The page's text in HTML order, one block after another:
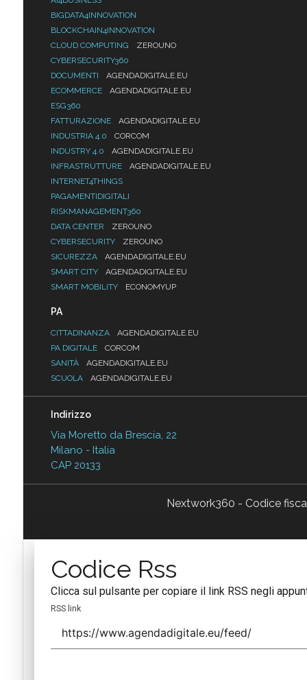
BIGDATA4INNOVATION
BLOCKCHAIN4INNOVATION
CLOUD COMPUTING
ZEROUNO
CYBERSECURITY360
DOCUMENTI
AGENDADIGITALE.EU
ECOMMERCE
AGENDADIGITALE.EU
ESG360
FATTURAZIONE
AGENDADIGITALE.EU
INDUSTRIA 4.0
CORCOM
INDUSTRY 4.0
AGENDADIGITALE.EU
INFRASTRUTTURE
AGENDADIGITALE.EU
INTERNET4THINGS
PAGAMENTIDIGITALI
RISKMANAGEMENT360
DATA CENTER
ZEROUNO
CYBERSECURITY
ZEROUNO
SICUREZZA
AGENDADIGITALE.EU
SMART CITY
AGENDADIGITALE.EU
SMART MOBILITY
ECONOMYUP
PA
CITTADINANZA
AGENDADIGITALE.EU
PA DIGITALE
CORCOM
SANITÀ
AGENDADIGITALE.EU
SCUOLA
AGENDADIGITALE.EU
Indirizzo
Via Moretto da Brescia, 22
Milano - Italia
CAP 20133
Nextwork360 - Codice
Codice Rss
Clicca sul pulsante per copiare il link RSS negli
RSS link